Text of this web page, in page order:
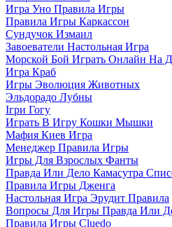
Игра Уно Правила Игры
Правила Игры Каркассон
Сундучок Измаил
Завоеватели Настольная Игра
Морской Бой Играть Онлайн На
Игра Краб
Игры Эволюция Животных
Эльдорадо Лубны
Ігри Гогу
Играть В Игру Кошки Мышки
Мафия Киев Игра
Менеджер Правила Игры
Игры Для Взрослых Фанты
Правда Или Дело Камасутра
Правила Игры Дженга
Настольная Игра Эрудит Правила
Вопросы Для Игры Правда Или
Правила Игры Cluedo